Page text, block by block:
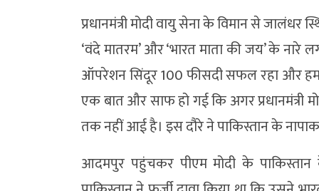
प्रधानमंत्री मोदी वायु सेना के विमान से
‘वंदे मातरम’ और ‘भारत माता की जय’ के
ऑपरेशन सिंदूर 100 फीसदी सफल रहा और
एक बात और साफ हो गई कि अगर प्रधानमंत्री
तक नहीं आई है। इस दौरे ने पाकिस्तान के
आदमपुर पहुंचकर पीएम मोदी के